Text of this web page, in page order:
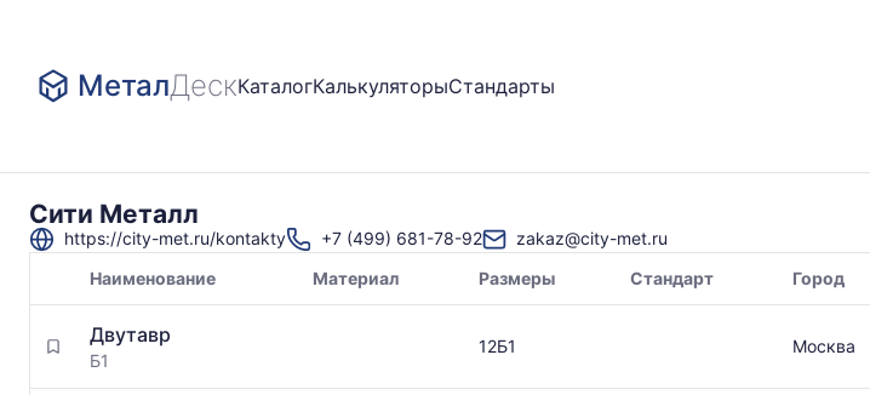
МеталДескКаталогКалькуляторыСтандарты
Сити Металл
https://city-met.ru/kontakty +7 (499) 681-78-92 zakaz@city-met.ru
поставщика
Наименование Материал Размеры Стандарт Город
Двутавр
Б1
12Б1 Москва